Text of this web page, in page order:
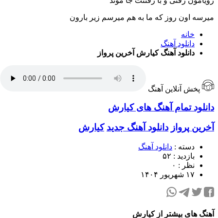
میرسه اون روز که ما به هم میرسم زیر بارون
خانه
دانلود آهنگ
دانلود آهنگ کیارش آخرین پرواز
پخش آنلاین آهنگ
دانلود تمام آهنگ های کیارش
آخرین پرواز دانلود آهنگ جدید کیارش
دسته : دانلود آهنگ
بازدید : ۵۲
نظر : ۰
۱۷ شهریور ۱۴۰۴
آهنگ های بیشتر از کیارش